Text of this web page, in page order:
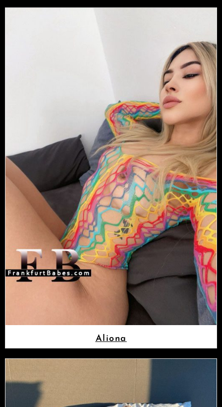
Aliona